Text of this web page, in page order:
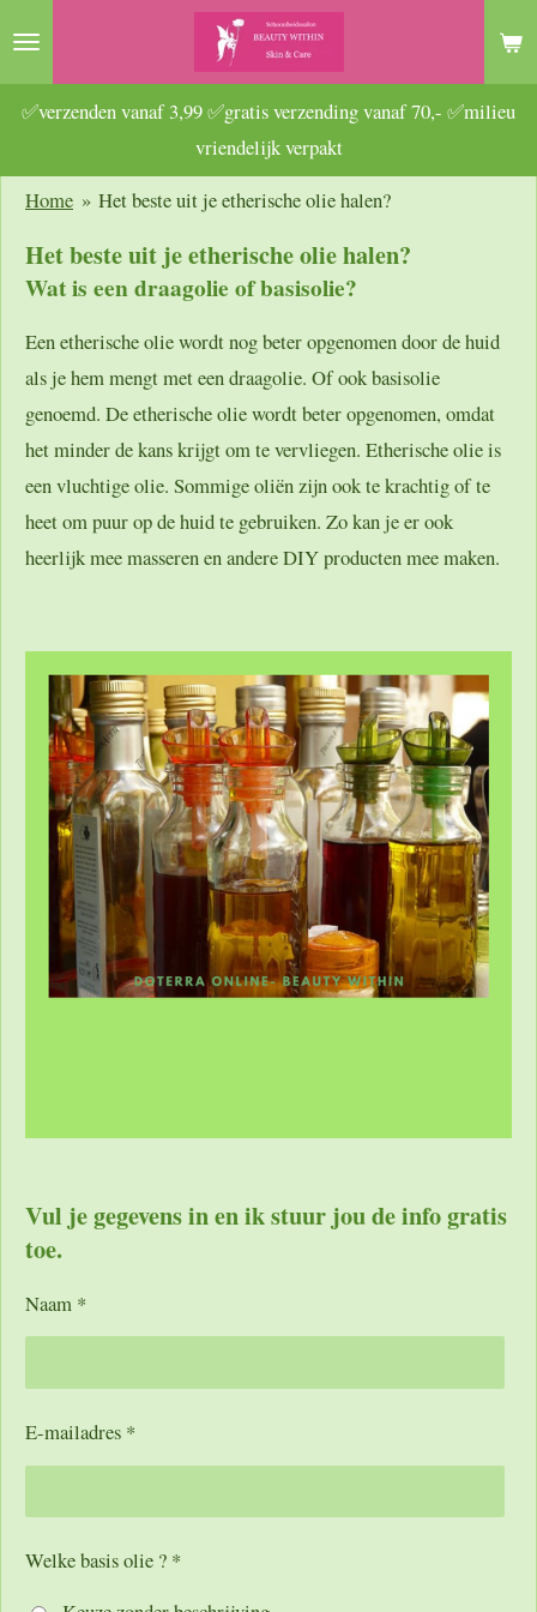
Ga
naar
hoofdinhoud
✅verzenden vanaf 3,99 ✅gratis verzending vanaf 70,- ✅milieu
vriendelijk verpakt
Home » Het beste uit je etherische olie halen?
Het beste uit je etherische olie halen?
Wat is een draagolie of basisolie?
Een etherische olie wordt nog beter opgenomen door de huid
als je hem mengt met een draagolie. Of ook basisolie
genoemd. De etherische olie wordt beter opgenomen, omdat
het minder de kans krijgt om te vervliegen. Etherische olie is
een vluchtige olie. Sommige oliën zijn ook te krachtig of te
heet om puur op de huid te gebruiken. Zo kan je er ook
heerlijk mee masseren en andere DIY producten mee maken.
Vul je gegevens in en ik stuur jou de info gratis
toe.
Naam *
E-mailadres *
Welke basis olie ? *